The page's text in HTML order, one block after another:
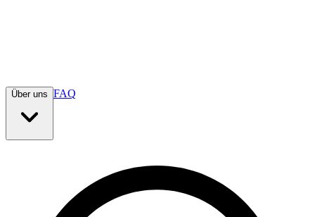
Über uns FAQ